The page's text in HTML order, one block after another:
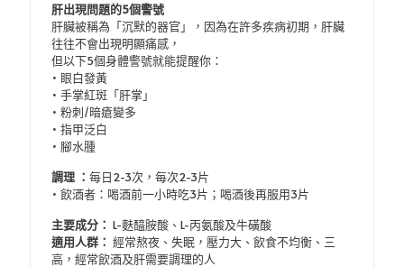
肝出現問題的5個警號
肝臟被稱為「沉默的器官」，因為在許多疾病初期，肝臟
往往不會出現明顯痛感，
但以下5個身體警號就能提醒你：
• 眼白發黃
• 手掌紅斑「肝掌」
• 粉刺/暗瘡變多
• 指甲泛白
• 腳水腫
調理 ：每日2-3次，每次2-3片
• 飲酒者：喝酒前一小時吃3片；喝酒後再服用3片
主要成分： L-麩醯胺酸、L-丙氨酸及牛磺酸
適用人群： 經常熬夜、失眠，壓力大、飲食不均衡、三
高，經常飲酒及肝需要調理的人